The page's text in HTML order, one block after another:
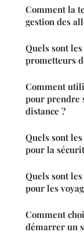
Comment la
gestion des
Quels sont
prometteurs
Comment
pour prendre
distance ?
Quels sont
pour la
Quels sont
pour les
Comment
démarrer un